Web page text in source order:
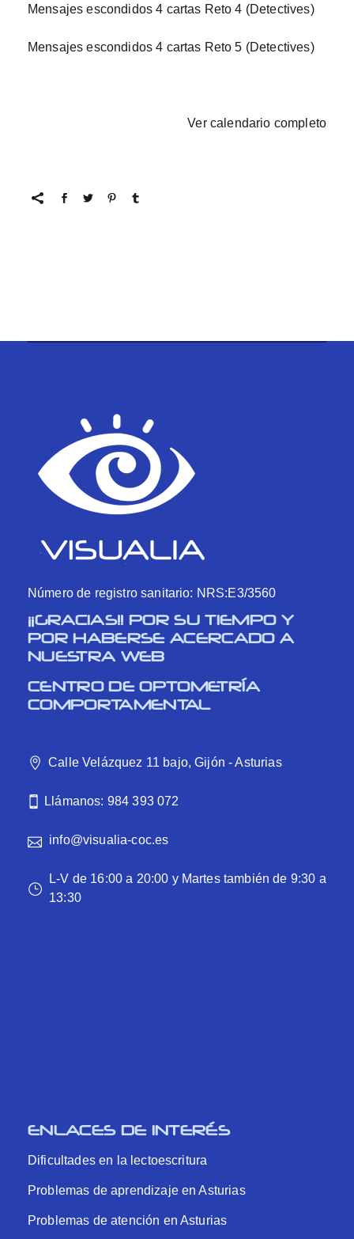
Mensajes escondidos 4 cartas Reto 4 (Detectives)
Mensajes escondidos 4 cartas Reto 5 (Detectives)
Ver calendario completo
Número de registro sanitario: NRS:E3/3560
¡¡GRACIAS!! POR SU TIEMPO Y
POR HABERSE ACERCADO A
NUESTRA WEB
CENTRO DE OPTOMETRÍA
COMPORTAMENTAL
Calle Velázquez 11 bajo, Gijón - Asturias
Llámanos: 984 393 072
info@visualia-coc.es
L-V de 16:00 a 20:00 y Martes también de 9:30 a
13:30
ENLACES DE INTERÉS
Dificultades en la lectoescritura
Problemas de aprendizaje en Asturias
Problemas de atención en Asturias